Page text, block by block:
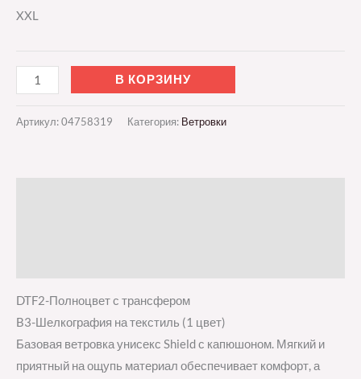
XXL
В КОРЗИНУ
Артикул:04758319 Категория: Ветровки
DTF2-Полноцвет с трансфером
B3-Шелкография на текстиль (1 цвет)
Базовая ветровка унисекс Shield с капюшоном. Мягкий и
приятный на ощупь материал обеспечивает комфорт, а